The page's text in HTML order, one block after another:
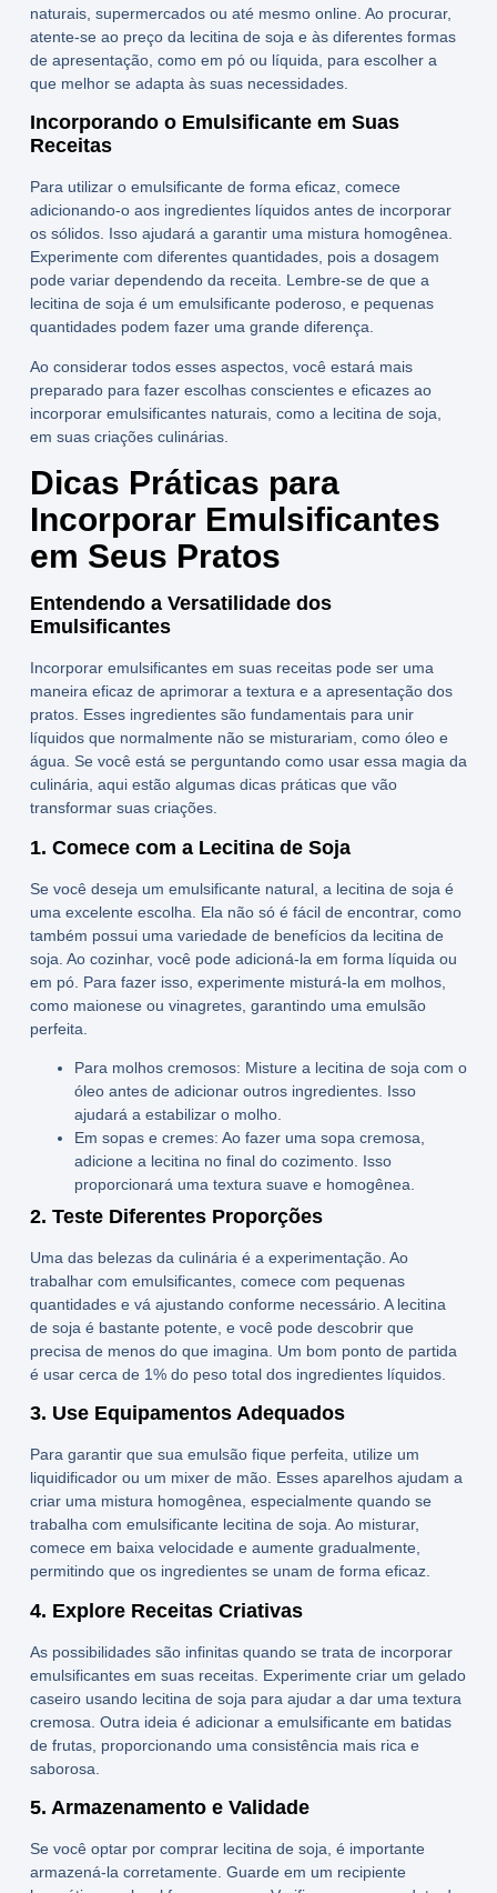
naturais, supermercados ou até mesmo online. Ao procurar,
atente-se ao preço da lecitina de soja e às diferentes formas
de apresentação, como em pó ou líquida, para escolher a
que melhor se adapta às suas necessidades.
Incorporando o Emulsificante em Suas
Receitas
Para utilizar o emulsificante de forma eficaz, comece
adicionando-o aos ingredientes líquidos antes de incorporar
os sólidos. Isso ajudará a garantir uma mistura homogênea.
Experimente com diferentes quantidades, pois a dosagem
pode variar dependendo da receita. Lembre-se de que a
lecitina de sojaé um emulsificante poderoso, e pequenas
quantidades podem fazer uma grande diferença.
Ao considerar todos esses aspectos, você estará mais
preparado para fazer escolhas conscientes e eficazes ao
incorporar emulsificantes naturais, como a lecitina de soja
em suas criações culinárias.
Dicas Práticas para
Incorporar Emulsificantes
em Seus Pratos
Entendendo a Versatilidade dos
Emulsificantes
Incorporar emulsificantes em suas receitas pode ser uma
maneira eficaz de aprimorar a textura e a apresentação dos
pratos. Esses ingredientes são fundamentais para unir
líquidos que normalmente não se misturariam, como óleo e
água. Se você está se perguntando como usar essa magia da
culinária, aqui estão algumas dicas práticas que vão
transformar suas criações.
1. Comece com a Lecitina de Soja
Se você deseja um emulsificante natural, a lecitina de soja é
uma excelente escolha. Ela não só é fácil de encontrar, como
também possui uma variedade de benefícios da lecitina de
soja . Ao cozinhar, você pode adicioná-la em forma líquida ou
em pó. Para fazer isso, experimente misturá-la em molhos,
como maionese ou vinagretes, garantindo uma emulsão
perfeita.
Para molhos cremosos: Misture a lecitina de soja com o
óleo antes de adicionar outros ingredientes. Isso
ajudará a estabilizar o molho.
Em sopas e cremes: Ao fazer uma sopa cremosa,
adicione a lecitina no final do cozimento. Isso
proporcionará uma textura suave e homogênea.
2. Teste Diferentes Proporções
Uma das belezas da culinária é a experimentação. Ao
trabalhar com emulsificantes, comece com pequenas
quantidades e vá ajustando conforme necessário. A lecitina
de soja é bastante potente, e você pode descobrir que
precisa de menos do que imagina. Um bom ponto de partida
é usar cerca de 1% do peso total dos ingredientes líquidos.
3. Use Equipamentos Adequados
Para garantir que sua emulsão fique perfeita, utilize um
liquidificador ou um mixer de mão. Esses aparelhos ajudam a
criar uma mistura homogênea, especialmente quando se
trabalha com emulsificante lecitina de soja. Ao misturar,
comece em baixa velocidade e aumente gradualmente,
permitindo que os ingredientes se unam de forma eficaz.
4. Explore Receitas Criativas
As possibilidades são infinitas quando se trata de incorporar
emulsificantes em suas receitas. Experimente criar um gelado
caseiro usando lecitina de soja para ajudar a dar uma textura
cremosa. Outra ideia é adicionar a emulsificante em batidas
de frutas, proporcionando uma consistência mais rica e
saborosa.
5. Armazenamento e Validade
Se você optar por comprar lecitina de soja , é importante
armazená-la corretamente. Guarde em um recipiente